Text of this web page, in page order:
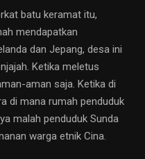
batu keramat itu,
mendapatkan
dan Jepang, desa ini
Ketika meletus
aman saja. Ketika di
di mana rumah penduduk
malah penduduk Sunda
warga etnik Cina.